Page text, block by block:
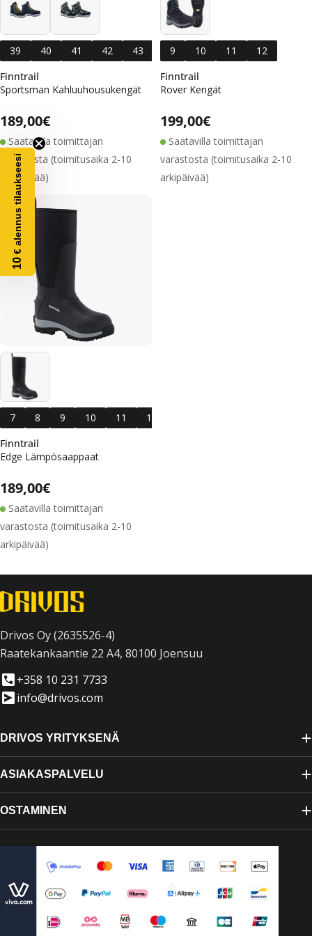
39 40 41 42 43 44 45 46
47
Finntrail
Sportsman Kahluuhousukengät
Normaalihinta
189,00€
Saatavilla toimittajan
varastosta (toimitusaika 2-10
arkipäivää)
9 10 11
12
Finntrail
Rover Kengät
Normaalihinta
199,00€
Saatavilla toimittajan
varastosta (toimitusaika 2-10
arkipäivää)
7 8 9 10 11 12
Finntrail
Edge Lämpösaappaat
Normaalihinta
189,00€
Saatavilla toimittajan
varastosta (toimitusaika 2-10
arkipäivää)
Drivos Oy (2635526-4)
Raatekankaantie 22 A4, 80100 Joensuu
+358 10 231 7733
info@drivos.com
DRIVOS YRITYKSENÄ
ASIAKASPALVELU
OSTAMINEN
10
€ alennus tilaukseesi